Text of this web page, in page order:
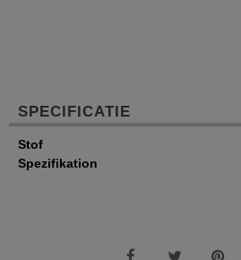
SPECIFICATIE
Stof
Spezifikation